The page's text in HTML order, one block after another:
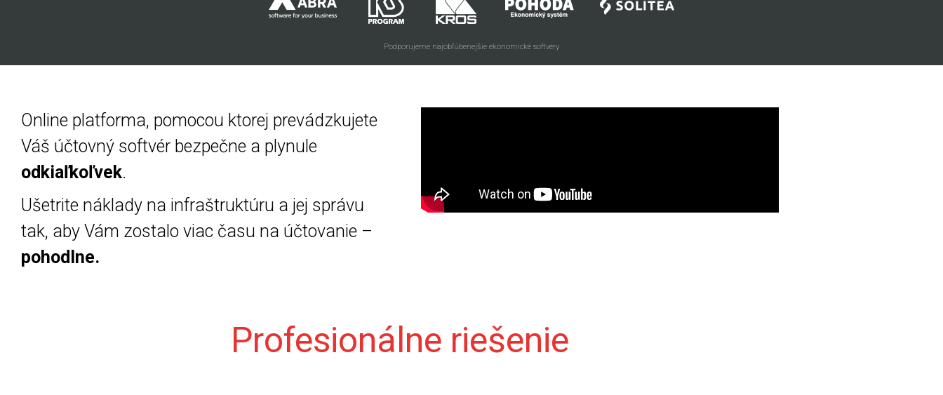
Podporujeme najobľúbenejšie ekonomické softvéry
Online platforma, pomocou ktorej prevádzkujete
Váš účtovný softvér bezpečne a plynule
odkiaľkoľvek.
Ušetrite náklady na infraštruktúru a jej správu
tak, aby Vám zostalo viac času na účtovanie –
pohodlne.
Profesionálne riešenie